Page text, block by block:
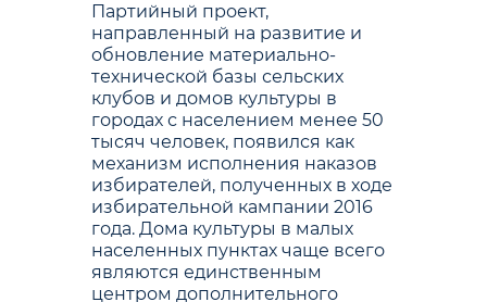
Партийный проект,
направленный на развитие и
обновление материально-
технической базы сельских
клубов и домов культуры в
городах с населением менее 50
тысяч человек, появился как
механизм исполнения наказов
избирателей, полученных в ходе
избирательной кампании 2016
года. Дома культуры в малых
населенных пунктах чаще всего
являются единственным
центром дополнительного